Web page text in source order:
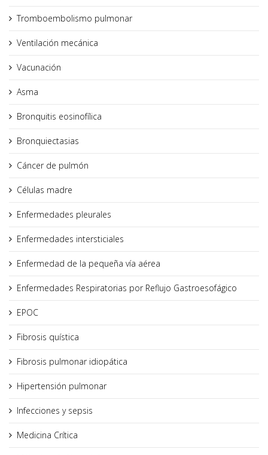
Tromboembolismo pulmonar
Ventilación mecánica
Vacunación
Asma
Bronquitis eosinofílica
Bronquiectasias
Cáncer de pulmón
Células madre
Enfermedades pleurales
Enfermedades intersticiales
Enfermedad de la pequeña vía aérea
Enfermedades Respiratorias por Reflujo Gastroesofágico
EPOC
Fibrosis quística
Fibrosis pulmonar idiopática
Hipertensión pulmonar
Infecciones y sepsis
Medicina Crítica